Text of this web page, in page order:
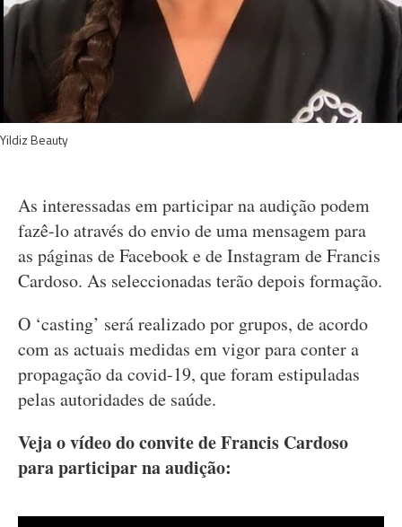
Yildiz Beauty
As interessadas em participar na audição podem
fazê-lo através do envio de uma mensagem para
as páginas de Facebook e de Instagram de Francis
Cardoso. As seleccionadas terão depois formação.
O ‘casting’ será realizado por grupos, de acordo
com as actuais medidas em vigor para conter a
propagação da covid-19, que foram estipuladas
pelas autoridades de saúde.
Veja o vídeo do convite de Francis Cardoso
para participar na audição: